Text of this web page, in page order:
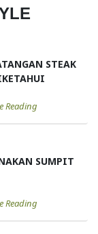
STEAK
Reading
SUMPIT
Reading